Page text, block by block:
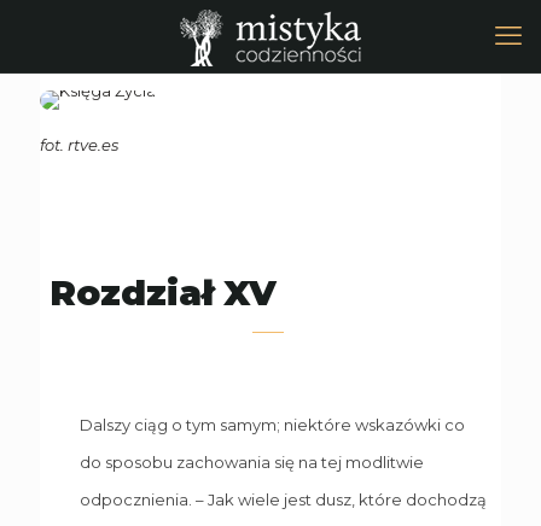
fot. rtve.es
Rozdział XV
Dalszy ciąg o tym samym; niektóre wskazówki co
do sposobu zachowania się na tej modlitwie
odpocznienia. – Jak wiele jest dusz, które dochodzą